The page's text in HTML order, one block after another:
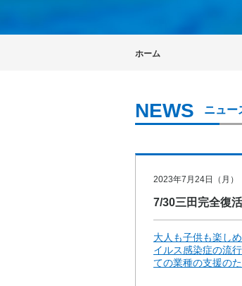
ホーム
ニュー
2023年7月24日（月）
7/30三田完全復
大人も子供も楽し
イルス感染症の流
ての業種の支援の